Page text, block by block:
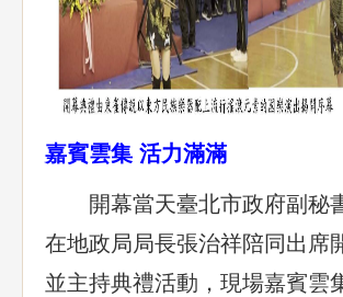
嘉賓雲集 活力滿滿
開幕當天臺北市政府副秘
在地政局局長張治祥陪同出席
並主持典禮活動，現場嘉賓雲